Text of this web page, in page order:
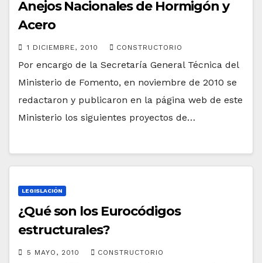
Anejos Nacionales de Hormigón y
Acero
1 DICIEMBRE, 2010 CONSTRUCTORIO
Por encargo de la Secretaría General Técnica del
Ministerio de Fomento, en noviembre de 2010 se
redactaron y publicaron en la página web de este
Ministerio los siguientes proyectos de…
LEGISLACIÓN
¿Qué son los Eurocódigos
estructurales?
5 MAYO, 2010 CONSTRUCTORIO